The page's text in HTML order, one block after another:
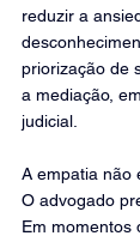
reduzir a
priorização de
a mediação,
judicial.
A empatia não
O advogado
Em momentos